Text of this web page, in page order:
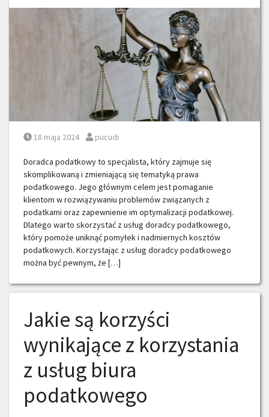
Posted on
18 maja 2024 Posted by
pucudi
Doradca podatkowy to specjalista, który zajmuje się
skomplikowaną i zmieniającą się tematyką prawa
podatkowego. Jego głównym celem jest pomaganie
klientom w rozwiązywaniu problemów związanych z
podatkami oraz zapewnienie im optymalizacji podatkowej.
Dlatego warto skorzystać z usług doradcy podatkowego,
który pomoże uniknąć pomyłek i nadmiernych kosztów
podatkowych. Korzystając z usług doradcy podatkowego
można być pewnym, że […]
Jakie są korzyści
wynikające z korzystania
z usług biura
podatkowego